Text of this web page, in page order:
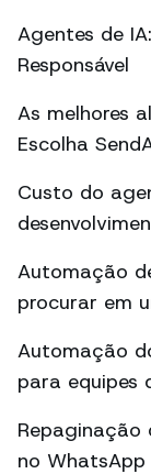
Agentes de
Responsável
As melhores
Escolha
Custo do
Automação
procurar em
Automação
para equipes
Repaginação
no WhatsApp